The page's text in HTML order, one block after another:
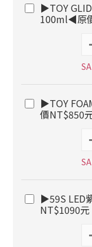
▶TOY
100ml◀原
▶TOY
價NT$850
▶59S LED
NT$1090元